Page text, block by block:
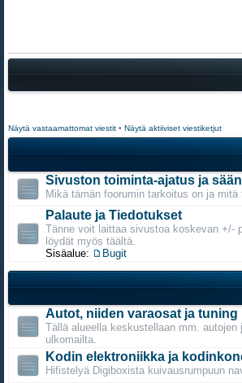
Näytä vastaamattomat viestit • Näytä aktiiviset viestiketjut
Sivuston toiminta-ajatus ja
Mikä tämän foorumin tarkoitus on ja mitä
Palaute ja Tiedotukset
Tänne voit laittaa sivustoa koskevan +/-
löydät myös täältä.
Sisäalue:
Bugit
Autot, niiden varaosat ja tuning
Tällä alueella keskustellaan mm. autojen
ulkomailta.
Kodin elektroniikka ja
Hifistelyä Digiboxista kuivausrumpuun